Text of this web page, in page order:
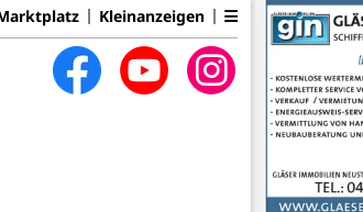
Kleinanzeigen